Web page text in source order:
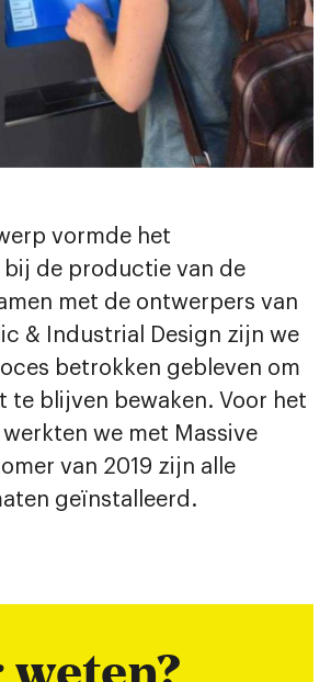
vormde het
de productie van de
met de ontwerpers van
& Industrial Design zijn we
betrokken gebleven om
te blijven bewaken. Voor het
we met Massive
van 2019 zijn alle
geïnstalleerd.